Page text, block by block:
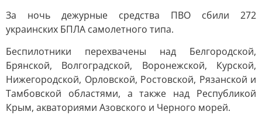
За ночь дежурные средства ПВО сбили 272
украинских БПЛА самолетного типа.
Беспилотники перехвачены над Белгородской,
Брянской, Волгоградской, Воронежской, Курской,
Нижегородской, Орловской, Ростовской, Рязанской и
Тамбовской областями, а также над Республикой
Крым, акваториями Азовского и Черного морей.